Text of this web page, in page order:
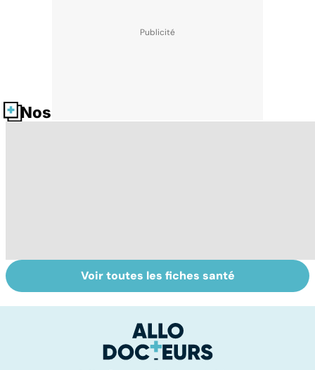
Nos fiches santé
Staphylocoque
doré : une
Qu'est-ce que le
coma ?
Voir toutes les fiches santé